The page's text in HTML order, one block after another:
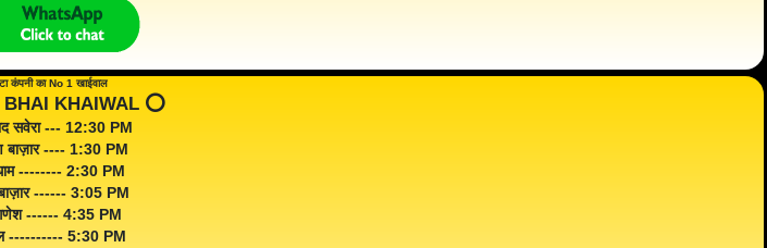
कंपनी का No 1 खाईवाल
BHAI KHAIWAL ⭕️
सवेरा --- 12:30 PM
बाज़ार ---- 1:30 PM
-------- 2:30 PM
बाज़ार ------ 3:05 PM
------ 4:35 PM
---------- 5:30 PM